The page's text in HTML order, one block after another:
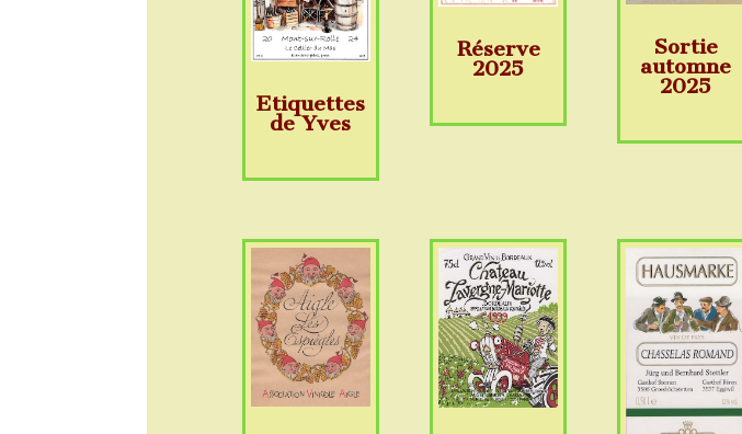
Etiquettes
de Yves
Réserve
2025
Sortie
automne
2025